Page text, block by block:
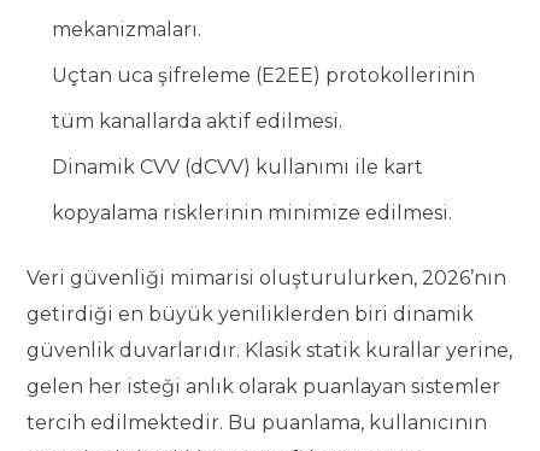
mekanizmaları.
Uçtan uca şifreleme (E2EE) protokollerinin
tüm kanallarda aktif edilmesi.
Dinamik CVV (dCVV) kullanımı ile kart
kopyalama risklerinin minimize edilmesi.
Veri güvenliği mimarisi oluşturulurken, 2026’nın
getirdiği en büyük yeniliklerden biri dinamik
güvenlik duvarlarıdır. Klasik statik kurallar yerine,
gelen her isteği anlık olarak puanlayan sistemler
tercih edilmektedir. Bu puanlama, kullanıcının